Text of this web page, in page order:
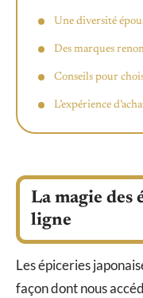
Une diversité
Des marques
Conseils pour
L’expérience
La magie des
ligne
Les épiceries
façon dont nous